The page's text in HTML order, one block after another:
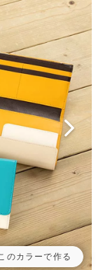
のカラーで作る